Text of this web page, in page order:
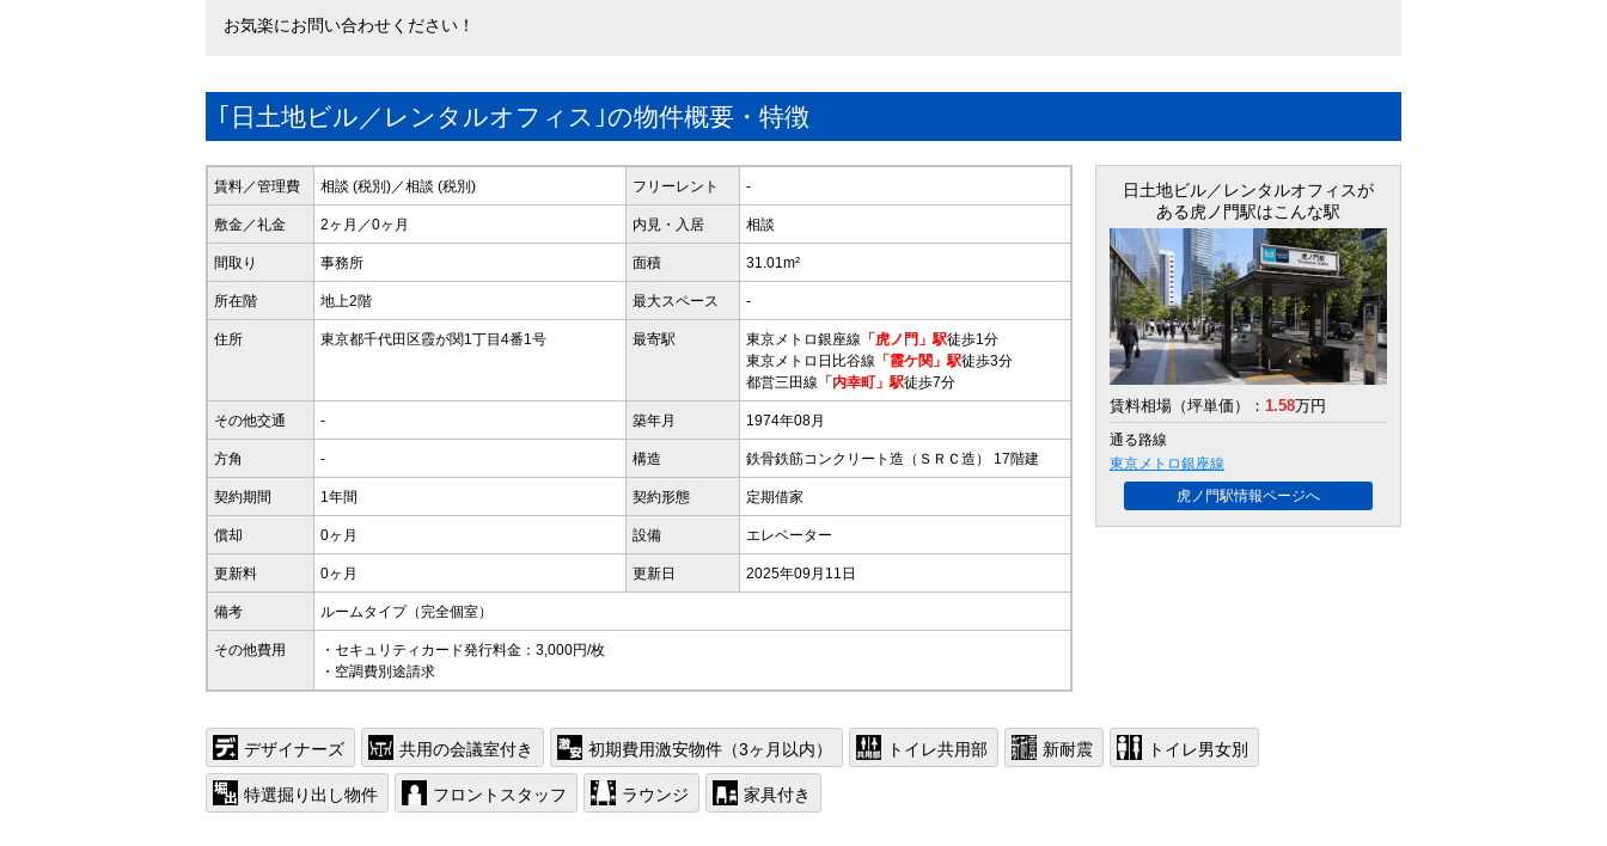
お気楽にお問い合わせください！
｢日土地ビル／レンタルオフィス｣の物件概要・特徴
賃料／管理費 相談 (税別)／相談 (税別) フリーレント -
敷金／礼金 2ヶ月／0ヶ月 内見・入居 相談
間取り 事務所 面積 31.01m²
所在階 地上2階 最大スペース -
住所 東京都千代田区霞が関1丁目4番1号 最寄駅 東京メトロ銀座線 「虎ノ門」駅徒歩1分
東京メトロ日比谷線 「霞ケ関」駅徒歩3分
都営三田線 「内幸町」駅徒歩7分
その他交通 - 築年月 1974年08月
方角 - 構造 鉄骨鉄筋コンクリート造（ＳＲＣ造） 17階建
契約期間 1年間 契約形態 定期借家
償却 0ヶ月 設備 エレベーター
更新料 0ヶ月 更新日 2025年09月11日
備考 ルームタイプ（完全個室）
その他費用
・セキュリティカード発行料金：3,000円/枚
・空調費別途請求
日土地ビル／レンタルオフィスが
ある虎ノ門駅はこんな駅
賃料相場（坪単価）： 1.58万円
通る路線
東京メトロ銀座線
虎ノ門駅情報ページへ
デザイナーズ 共用の会議室付き 初期費用激安物件（3ヶ月以内） トイレ共用部 新耐震 トイレ男女別
特選掘り出し物件 フロントスタッフ ラウンジ 家具付き